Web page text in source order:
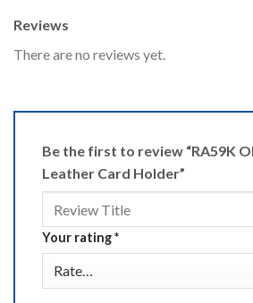
Reviews
There are no reviews yet.
Be the first to review “RA59K
Leather Card Holder”
Your rating*